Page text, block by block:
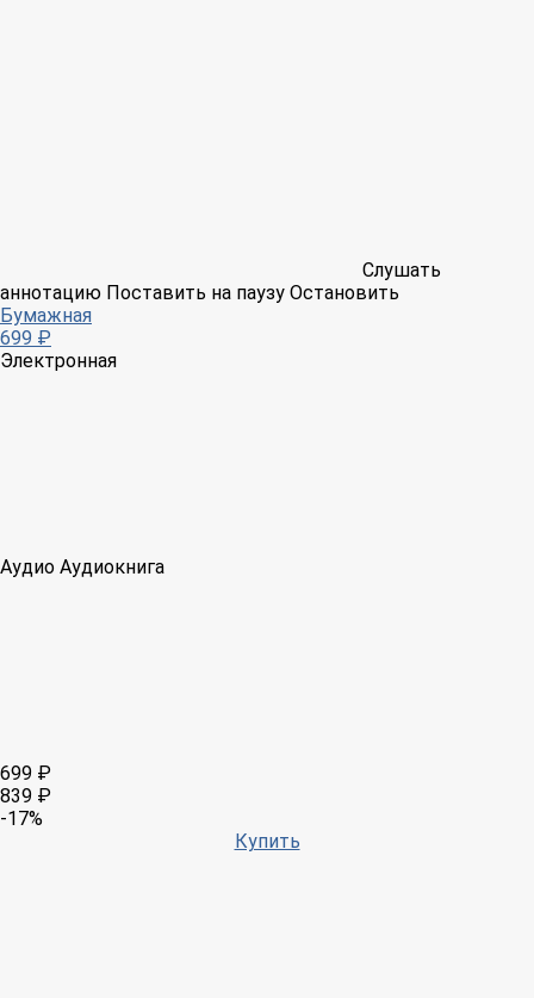
Слушать
аннотацию Поставить на паузу Остановить
Бумажная
699 ₽
Электронная
Аудио Аудиокнига
699 ₽
839 ₽
-17%
Купить